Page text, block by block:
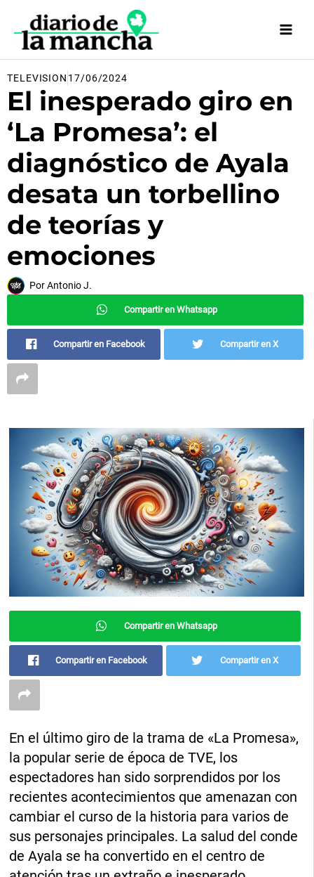
contenido
TELEVISION 17/06/2024
El inesperado giro en
‘La Promesa’: el
diagnóstico de Ayala
desata un torbellino
de teorías y
emociones
PorAntonio J.
Compartir en Whatsapp
Compartir en Facebook Compartir en X
Compartir en Whatsapp
Compartir en Facebook Compartir en X
En el último giro de la trama de «La Promesa»,
la popular serie de época de TVE, los
espectadores han sido sorprendidos por los
recientes acontecimientos que amenazan con
cambiar el curso de la historia para varios de
sus personajes principales. La salud del conde
de Ayala se ha convertido en el centro de